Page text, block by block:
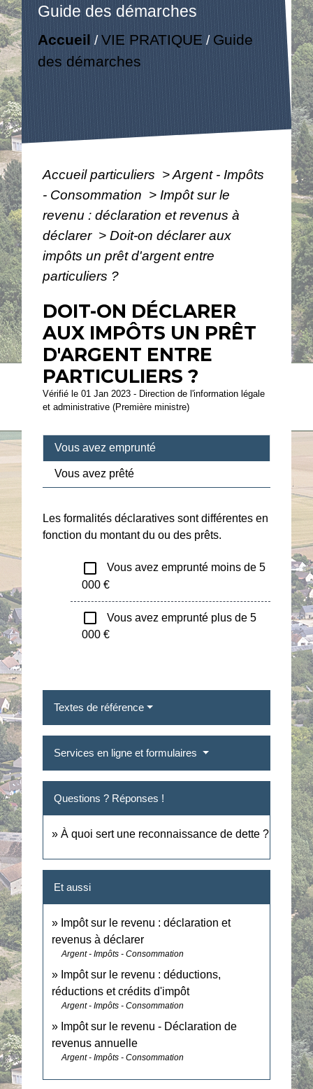
Guide des démarches
Accueil /VIE PRATIQUE / Guide
des démarches
Accueil particuliers >Argent - Impôts
- Consommation > Impôt sur le
revenu : déclaration et revenus à
déclarer > Doit-on déclarer aux
impôts un prêt d'argent entre
particuliers ?
DOIT-ON DÉCLARER
AUX IMPÔTS UN PRÊT
D'ARGENT ENTRE
PARTICULIERS ?
Vérifié le 01 Jan 2023 - Direction de l'information légale
et administrative (Première ministre)
Vous avez emprunté
Vous avez prêté
Les formalités déclaratives sont différentes en
fonction du montant du ou des prêts.
check_box_outline_blank
Vous avez emprunté moins de 5
000 €
check_box_outline_blank
Vous avez emprunté plus de 5
000 €
Textes de référence
Services en ligne et formulaires
Questions ? Réponses !
À quoi sert une reconnaissance de dette ?
Et aussi
Impôt sur le revenu : déclaration et
revenus à déclarer
Argent - Impôts - Consommation
Impôt sur le revenu : déductions,
réductions et crédits d'impôt
Argent - Impôts - Consommation
Impôt sur le revenu - Déclaration de
revenus annuelle
Argent - Impôts - Consommation